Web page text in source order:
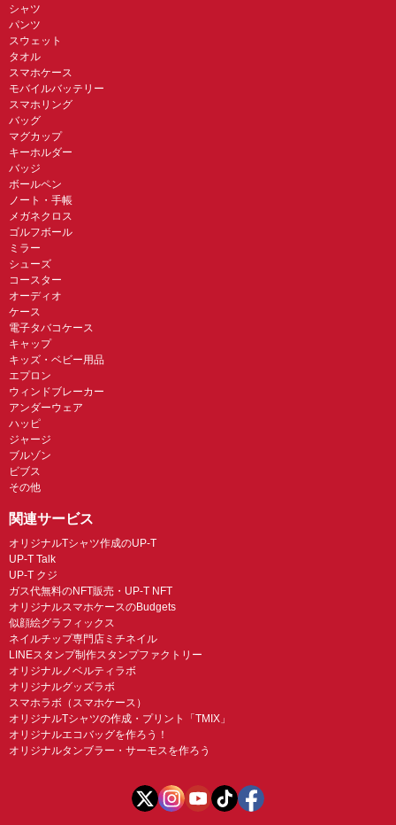
シャツ
パンツ
スウェット
タオル
スマホケース
モバイルバッテリー
スマホリング
バッグ
マグカップ
キーホルダー
バッジ
ボールペン
ノート・手帳
メガネクロス
ゴルフボール
ミラー
シューズ
コースター
オーディオ
ケース
電子タバコケース
キャップ
キッズ・ベビー用品
エプロン
ウィンドブレーカー
アンダーウェア
ハッピ
ジャージ
ブルゾン
ビブス
その他
関連サービス
オリジナルTシャツ作成のUP-T
UP-T Talk
UP-T クジ
ガス代無料のNFT販売・UP-T NFT
オリジナルスマホケースのBudgets
似顔絵グラフィックス
ネイルチップ専門店ミチネイル
LINEスタンプ制作スタンプファクトリー
オリジナルノベルティラボ
オリジナルグッズラボ
スマホラボ（スマホケース）
オリジナルTシャツの作成・プリント「TMIX」
オリジナルエコバッグを作ろう！
オリジナルタンブラー・サーモスを作ろう